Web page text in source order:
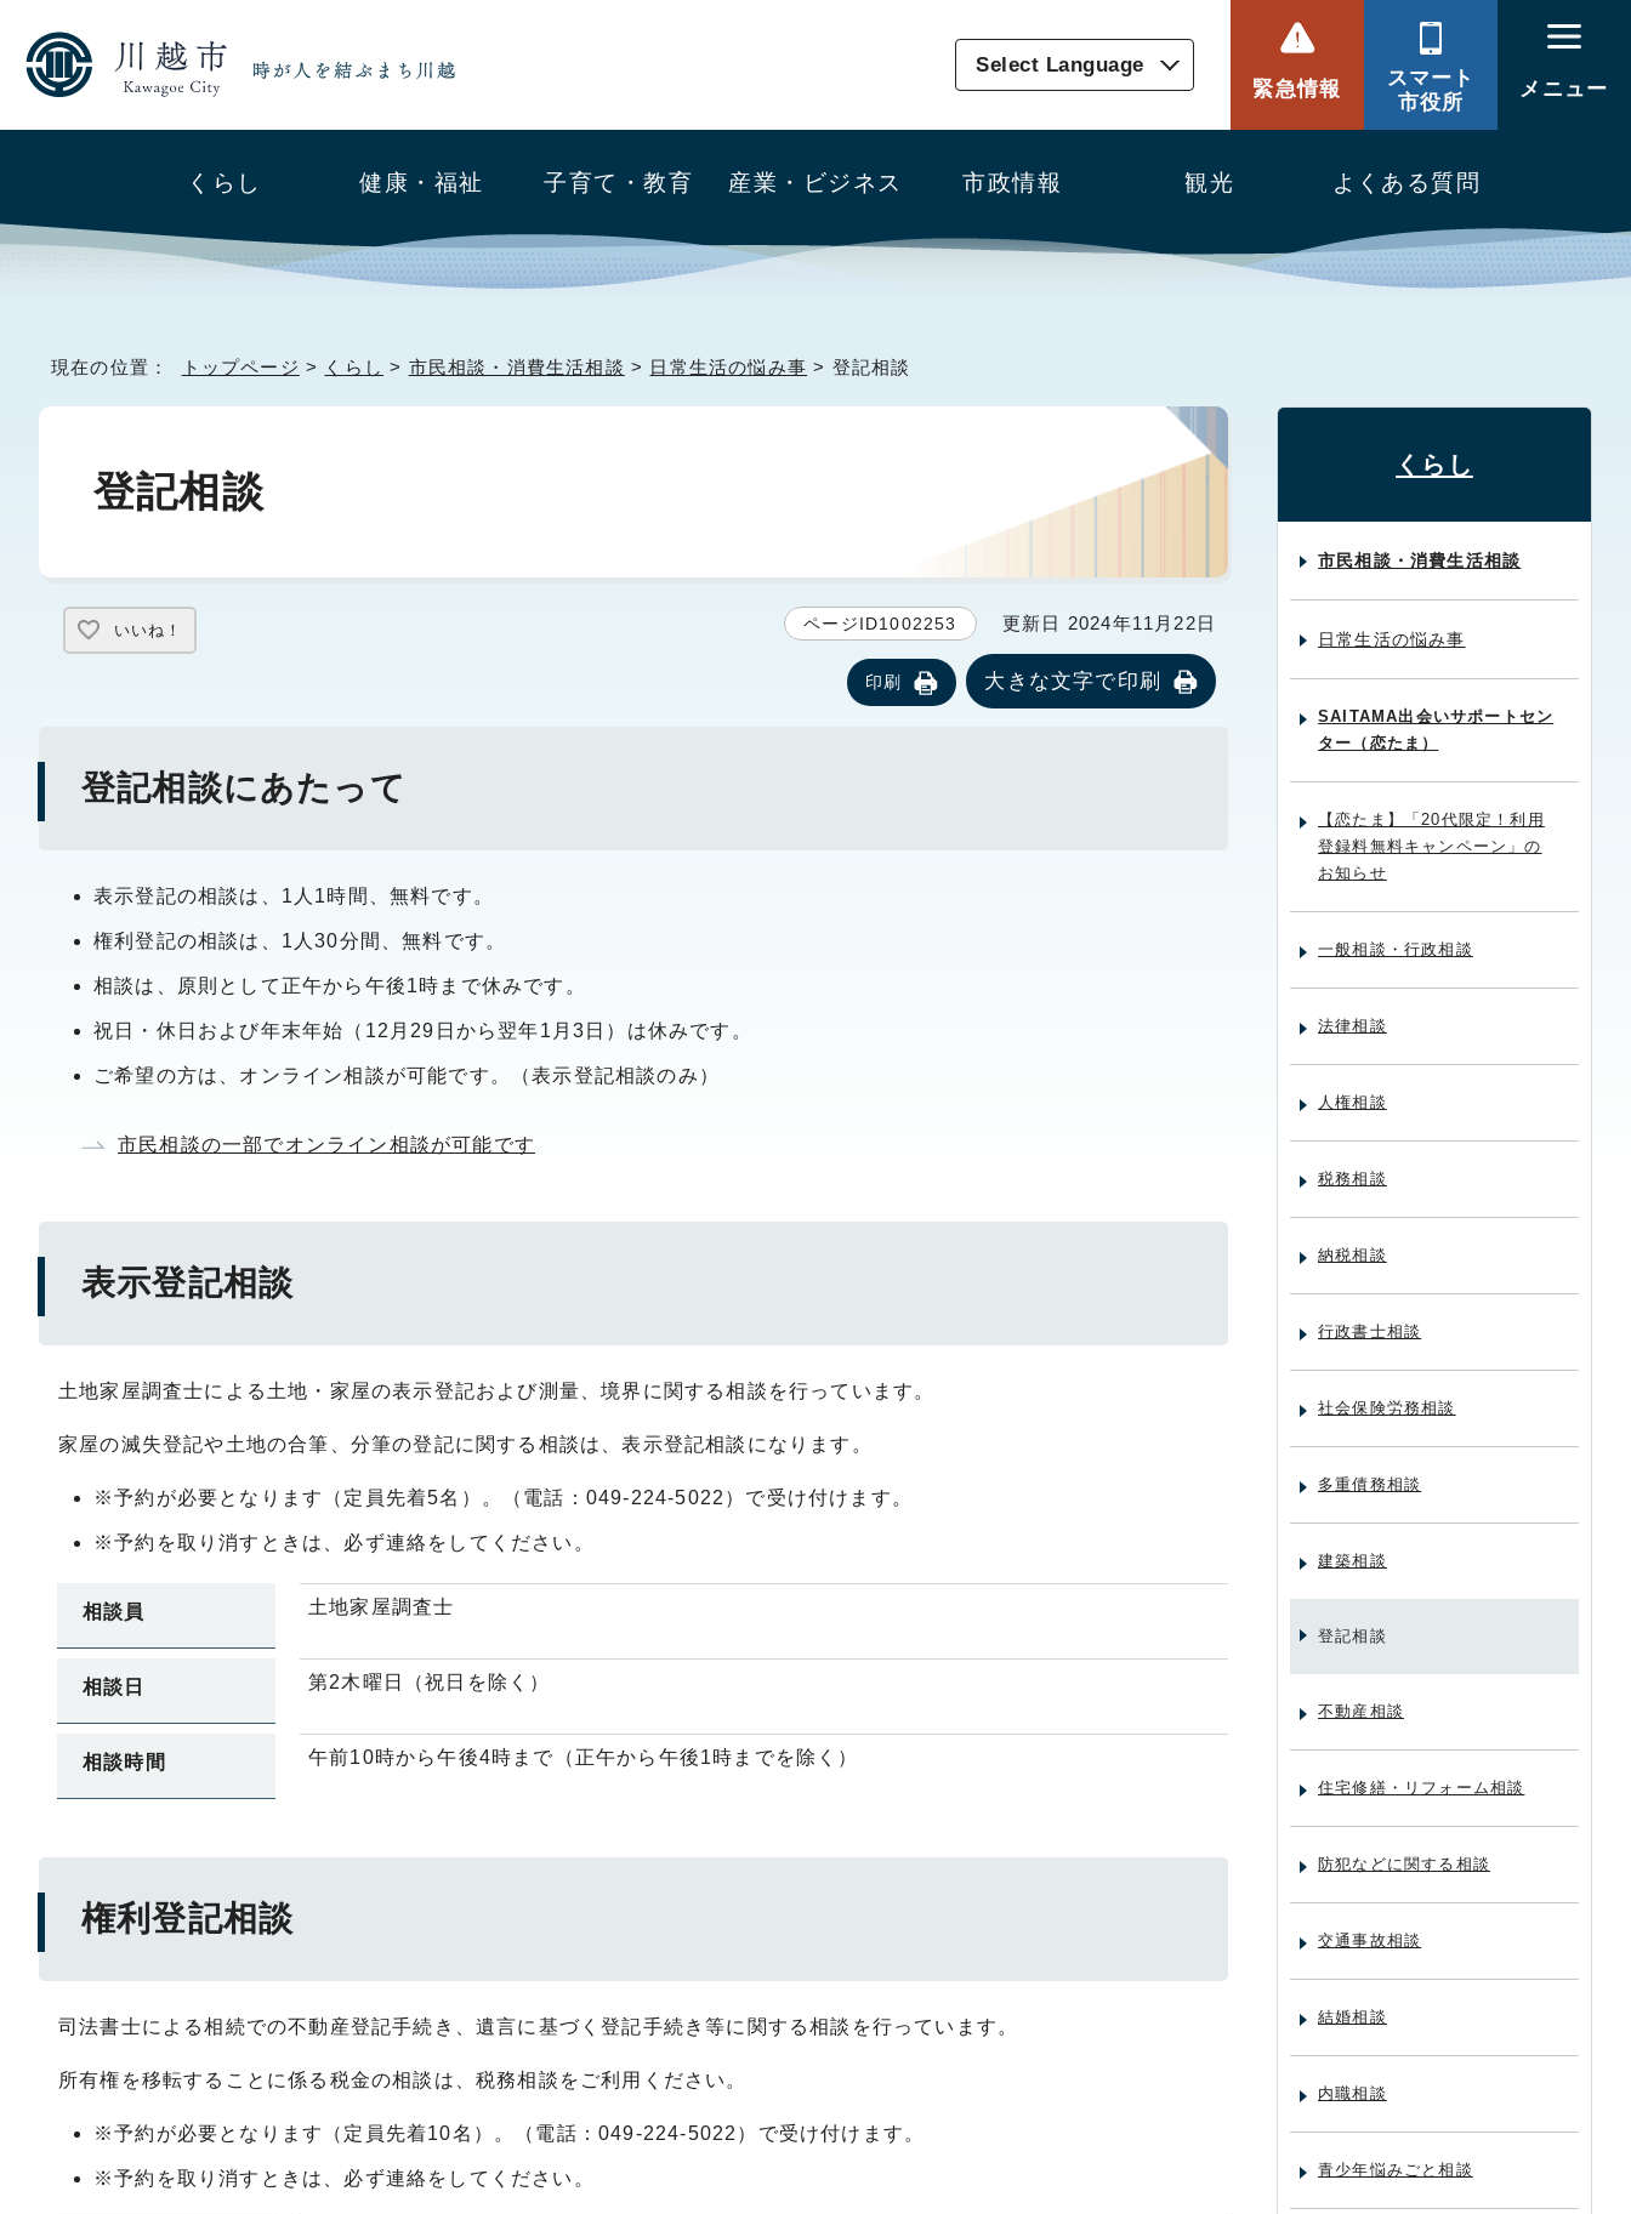
Select Language
緊急情報
スマート
市役所
メニュー
くらし 健康・福祉 子育て・教育 産業・ビジネス 市政情報 観光 よくある質問
現在の位置： トップページ > くらし > 市民相談・消費生活相談 > 日常生活の悩み事 > 登記相談
登記相談
いいね！ ページID1002253 更新日 2024年11月22日
印刷 大きな文字で印刷
登記相談にあたって
表示登記の相談は、1人1時間、無料です。
権利登記の相談は、1人30分間、無料です。
相談は、原則として正午から午後1時まで休みです。
祝日・休日および年末年始（12月29日から翌年1月3日）は休みです。
ご希望の方は、オンライン相談が可能です。（表示登記相談のみ）
市民相談の一部でオンライン相談が可能です
表示登記相談
土地家屋調査士による土地・家屋の表示登記および測量、境界に関する相談を行っています。
家屋の滅失登記や土地の合筆、分筆の登記に関する相談は、表示登記相談になります。
※予約が必要となります（定員先着5名）。（電話：049-224-5022）で受け付けます。
※予約を取り消すときは、必ず連絡をしてください。
相談員 土地家屋調査士
相談日 第2木曜日（祝日を除く）
相談時間 午前10時から午後4時まで（正午から午後1時までを除く）
権利登記相談
司法書士による相続での不動産登記手続き、遺言に基づく登記手続き等に関する相談を行っています。
所有権を移転することに係る税金の相談は、税務相談をご利用ください。
※予約が必要となります（定員先着10名）。（電話：049-224-5022）で受け付けます。
※予約を取り消すときは、必ず連絡をしてください。
くらし
市民相談・消費生活相談
日常生活の悩み事
SAITAMA出会いサポートセン
ター（恋たま）
【恋たま】「20代限定！利用
登録料無料キャンペーン」の
お知らせ
一般相談・行政相談
法律相談
人権相談
税務相談
納税相談
行政書士相談
社会保険労務相談
多重債務相談
建築相談
登記相談
不動産相談
住宅修繕・リフォーム相談
防犯などに関する相談
交通事故相談
結婚相談
内職相談
青少年悩みごと相談